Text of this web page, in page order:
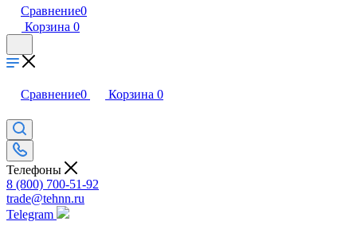
Сравнение0
Корзина 0
Сравнение0 Корзина 0
Телефоны
8 (800) 700-51-92
trade@tehnn.ru
Telegram